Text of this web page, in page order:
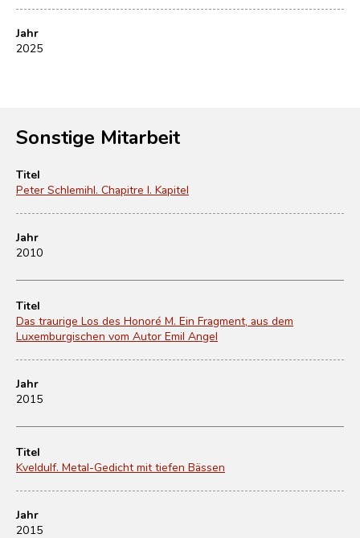
Jahr
2025
Sonstige Mitarbeit
Titel
Peter Schlemihl. Chapitre I. Kapitel
Jahr
2010
Titel
Das traurige Los des Honoré M. Ein Fragment, aus dem
Luxemburgischen vom Autor Emil Angel
Jahr
2015
Titel
Kveldulf. Metal-Gedicht mit tiefen Bässen
Jahr
2015